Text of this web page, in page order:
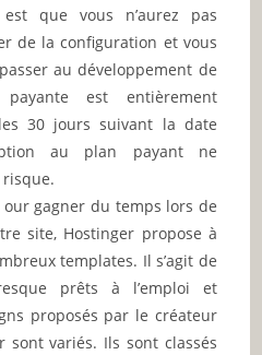
est que vous n’aurez pas
de la configuration et vous
au développement de
est entièrement
30 jours suivant la date
au plan payant ne
our gagner du temps lors de
site, Hostinger propose à
templates. Il s’agit de
prêts à l’emploi et
proposés par le créateur
sont variés. Ils sont classés